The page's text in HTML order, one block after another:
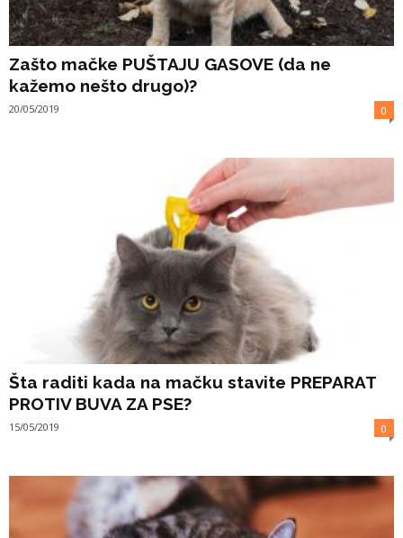
Zašto mačke PUŠTAJU GASOVE (da ne
kažemo nešto drugo)?
20/05/2019 0
Šta raditi kada na mačku stavite PREPARAT
PROTIV BUVA ZA PSE?
15/05/2019 0